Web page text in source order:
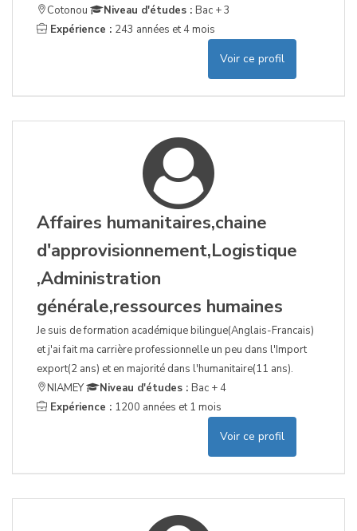
Cotonou
Niveau d'études : Bac + 3
Expérience : 243 années et 4 mois
Voir ce profil
Affaires humanitaires,chaine
d'approvisionnement,Logistique
,Administration
générale,ressources humaines
Je suis de formation académique bilingue(Anglais-Francais)
et j'ai fait ma carrière professionnelle un peu dans l'Import
export(2 ans) et en majorité dans l'humanitaire(11 ans).
NIAMEY
Niveau d'études : Bac + 4
Expérience : 1200 années et 1 mois
Voir ce profil